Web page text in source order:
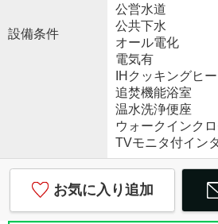
設備条件
公営水道
公共下水
オール電化
電気有
IHクッキングヒ
追焚機能浴室
温水洗浄便座
ウォークインク
TVモニタ付イン
お気に入り追加